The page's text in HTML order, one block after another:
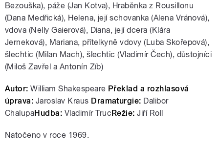
Bezouška), páže (Jan Kotva), Hraběnka z Rousillonu
(Dana Medřická), Helena, její schovanka (Alena Vránová),
vdova (Nelly Gaierová), Diana, její dcera (Klára
Jerneková), Mariana, přítelkyně vdovy (Luba Skořepová),
šlechtic (Milan Mach), šlechtic (Vladimír Čech), důstojníci
(Miloš Zavřel a Antonín Zíb)
Autor: William Shakespeare Překlad a rozhlasová
úprava: Jaroslav Kraus Dramaturgie: Dalibor
ChalupaHudba: Vladimír TrucRežie:Jiří Roll
Natočeno v roce 1969.